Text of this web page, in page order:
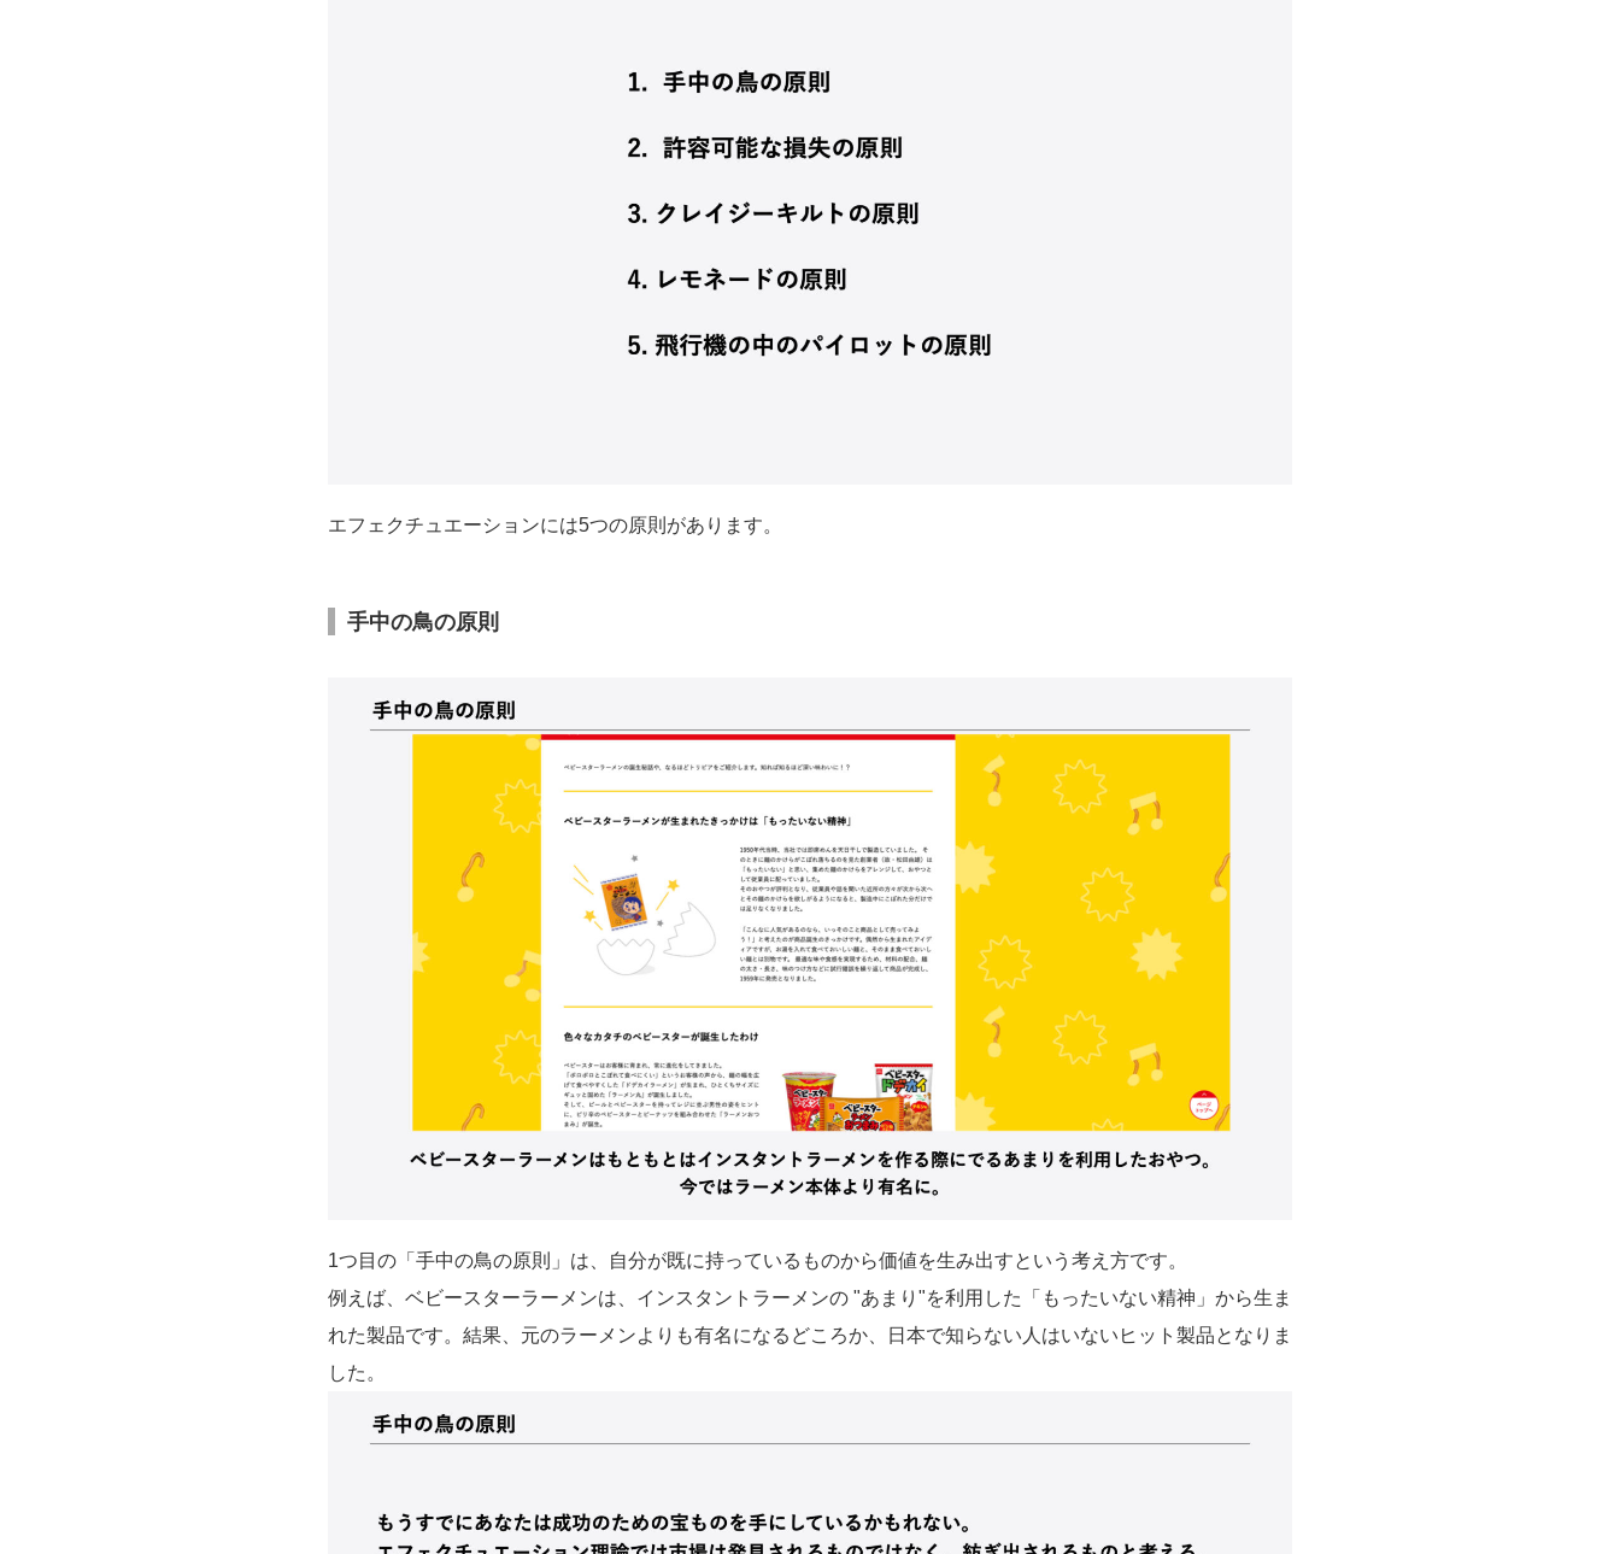
エフェクチュエーションには5つの原則があります。
手中の鳥の原則
1つ目の「手中の鳥の原則」は、自分が既に持っているものから価値を生み出すという考え方です。
例えば、ベビースターラーメンは、インスタントラーメンの "あまり"を利用した「もったいない精神」から生ま
れた製品です。結果、元のラーメンよりも有名になるどころか、日本で知らない人はいないヒット製品となりま
した。